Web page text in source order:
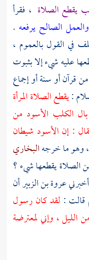
يقطع الصلاة ، فقرأ
الصالح يرفعه .
في القول بالعموم ،
عليه شيء إلا بثبوت
أو سنة أو إجماع
:يقطع الصلاة المرأة
الكلب الأسود من
: إن الأسود شيطان
وهو ما خرجهالبخاري
الصلاة يقطعها شيء ؟
عروة بن الزبيرأن
قالت : لقد كان رسول
الليل ، وإني لمعترضة